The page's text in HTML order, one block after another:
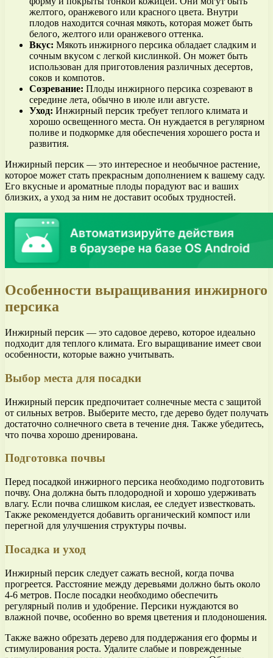
желтого, оранжевого или красного цвета. Внутри
плодов находится сочная мякоть, которая может быть
белого, желтого или оранжевого оттенка.
Вкус: Мякоть инжирного персика обладает сладким и
сочным вкусом с легкой кислинкой. Он может быть
использован для приготовления различных десертов,
соков и компотов.
Созревание: Плоды инжирного персика созревают в
середине лета, обычно в июле или августе.
Уход: Инжирный персик требует теплого климата и
хорошо освещенного места. Он нуждается в регулярном
поливе и подкормке для обеспечения хорошего роста и
развития.
Инжирный персик — это интересное и необычное растение,
которое может стать прекрасным дополнением к вашему саду.
Его вкусные и ароматные плоды порадуют вас и ваших
близких, а уход за ним не доставит особых трудностей.
Особенности выращивания инжирного
персика
Инжирный персик — это садовое дерево, которое идеально
подходит для теплого климата. Его выращивание имеет свои
особенности, которые важно учитывать.
Выбор места для посадки
Инжирный персик предпочитает солнечные места с защитой
от сильных ветров. Выберите место, где дерево будет получать
достаточно солнечного света в течение дня. Также убедитесь,
что почва хорошо дренирована.
Подготовка почвы
Перед посадкой инжирного персика необходимо подготовить
почву. Она должна быть плодородной и хорошо удерживать
влагу. Если почва слишком кислая, ее следует известковать.
Также рекомендуется добавить органический компост или
перегной для улучшения структуры почвы.
Посадка и уход
Инжирный персик следует сажать весной, когда почва
прогреется. Расстояние между деревьями должно быть около
4-6 метров. После посадки необходимо обеспечить
регулярный полив и удобрение. Персики нуждаются во
влажной почве, особенно во время цветения и плодоношения.
Также важно обрезать дерево для поддержания его формы и
стимулирования роста. Удалите слабые и поврежденные